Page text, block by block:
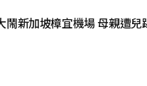
鬧新加坡樟宜機場 母親遭兒